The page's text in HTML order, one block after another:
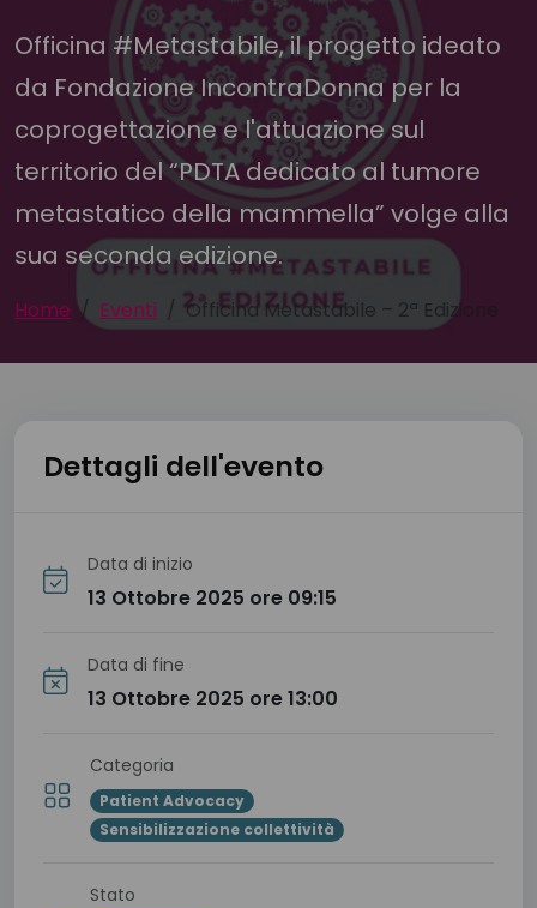
Officina #Metastabile, il progetto ideato
da Fondazione IncontraDonna per la
coprogettazione e l'attuazione sul
territorio del “PDTA dedicato al tumore
metastatico della mammella” volge alla
sua seconda edizione.
Home Eventi Officina Metastabile – 2ª Edizione
Dettagli dell'evento
Data di inizio
13 Ottobre 2025 ore 09:15
Data di fine
13 Ottobre 2025 ore 13:00
Categoria
Patient Advocacy
Sensibilizzazione collettività
Stato